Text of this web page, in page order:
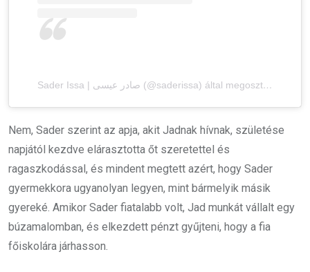
Sader Issa | صادر عيسى (@saderissa) által megosztott bejegyzés
Nem, Sader szerint az apja, akit Jadnak hívnak, születése
napjától kezdve elárasztotta őt szeretettel és
ragaszkodással, és mindent megtett azért, hogy Sader
gyermekkora ugyanolyan legyen, mint bármelyik másik
gyereké. Amikor Sader fiatalabb volt, Jad munkát vállalt egy
búzamalomban, és elkezdett pénzt gyűjteni, hogy a fia
főiskolára járhasson.